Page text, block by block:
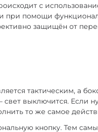
с
при помощи
защищён от
тактическим, а
свет выключится. Если
то же самое
кнопку. Тем